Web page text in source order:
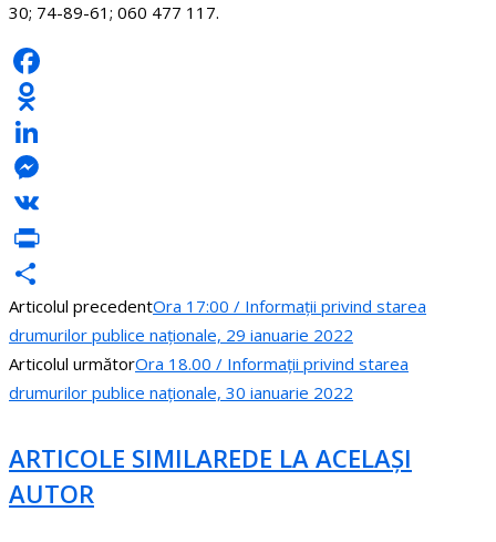
30; 74-89-61; 060 477 117.
Facebook
Odnoklassniki
LinkedIn
Messenger
VK
PrintFriendly
Partajează
Articolul precedentOra 17:00 / Informații privind starea
drumurilor publice naționale, 29 ianuarie 2022
Articolul următorOra 18.00 / Informații privind starea
drumurilor publice naționale, 30 ianuarie 2022
ARTICOLE SIMILAREDE LA ACELAȘI
AUTOR